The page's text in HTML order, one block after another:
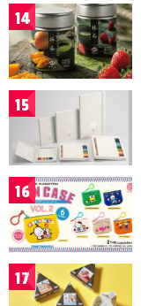
14
15
16
17